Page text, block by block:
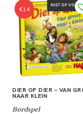
NIET OP
DIER OP DIER – VAN
NAAR KLEIN
Bordspel
€14